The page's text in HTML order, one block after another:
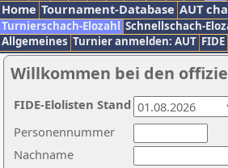
Home Tournament-Database AUT
Turnierschach-Elozahl Schnellschach-
Allgemeines Turnier anmelden: AUT FIDE
Willkommen bei den
Nachname
Personennummer
FIDE-Elolisten Stand